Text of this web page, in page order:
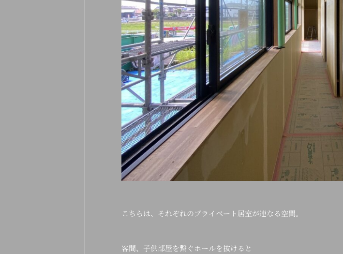
こちらは、それぞれのプライベート居室が連なる空間。
客間、子供部屋を繋ぐホールを抜けると